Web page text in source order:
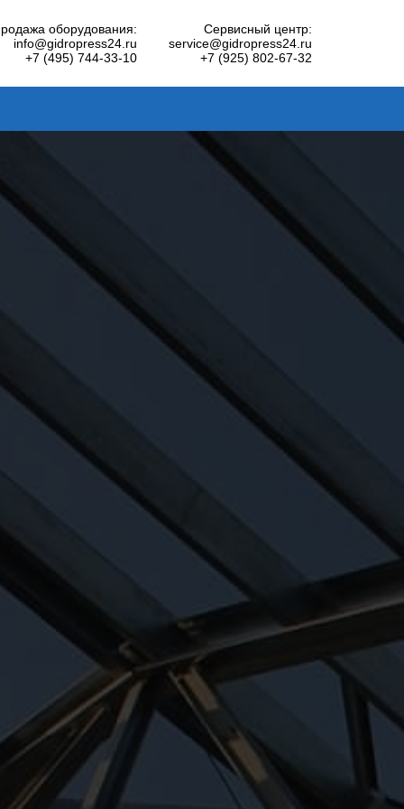
оборудования:
info@gidropress24.ru
+7 (495) 744-33-10
Сервисный центр:
service@gidropress24.ru
+7 (925) 802-67-32